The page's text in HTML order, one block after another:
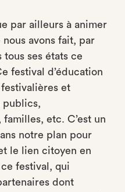
par ailleurs à animer
nous avons fait, par
tous ses états ce
festival d’éducation
et
publics,
etc. C’est un
notre plan pour
le lien citoyen en
festival, qui
dont